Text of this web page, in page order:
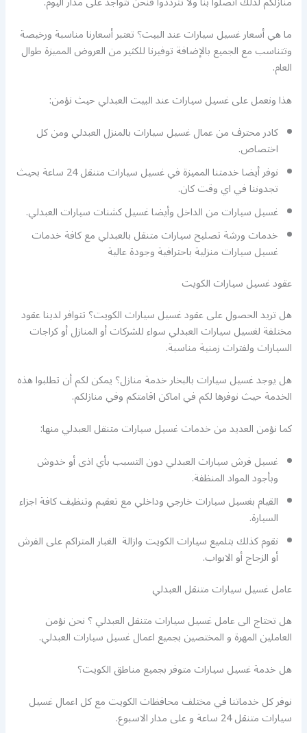
ما هي أسعار غسيل سيارات عند البيت؟ تعتبر أسعارنا مناسبة ورخيصة
وتتناسب مع الجميع بالإضافة توفيرنا للكثير من العروض المميزة طوال
العام.
هذا ونعمل على غسيل سيارات عند البيت العبدلي حيث نؤمن:
كادر محترف من عمال غسيل سيارات بالمنزل العبدلي ومن كل
اختصاص.
نوفر أيضا خدمتنا المميزة في غسيل سيارات متنقل 24 ساعة بحيث
تجدوننا في اي وقت كان.
غسيل سيارات من الداخل وأيضا غسيل كشنات سيارات العبدلي.
خدمات ورشة تصليح سيارات متنقل بالعبدلي مع كافة خدمات
غسيل سيارات منزلية باحترافية وجودة عالية
عقود غسيل سيارات الكويت
هل تريد الحصول على عقود غسيل سيارات الكويت؟ تتوافر لدينا عقود
مختلفة لغسيل سيارات العبدلي سواء للشركات أو المنازل أو كراجات
السيارات ولفترات زمنية مناسبة.
هل يوجد غسيل سيارات بالبخار خدمة منازل؟ يمكن لكم أن تطلبوا هذه
الخدمة حيث نوفرها لكم في اماكن اقامتكم وفي منازلكم.
كما نؤمن العديد من خدمات غسيل سيارات متنقل العبدلي منها:
غسيل فرش سيارات العبدلي دون التسبب بأي اذى أو خدوش
وبأجود المواد المنظفة.
القيام بغسيل سيارات خارجي وداخلي مع تعقيم وتنظيف كافة اجزاء
السيارة.
نقوم كذلك بتلميع سيارات الكويت وازالة الغبار المتراكم على الفرش
أو الزجاج أو الابواب.
عامل غسيل سيارات متنقل العبدلي
هل تحتاج الى عامل غسيل سيارات متنقل العبدلي ؟ نحن نؤمن
العاملين المهرة و المختصين بجميع اعمال غسيل سيارات العبدلي.
هل خدمة غسيل سيارات متوفر بجميع مناطق الكويت؟
نوفر كل خدماتنا في مختلف محافظات الكويت مع كل اعمال غسيل
سيارات متنقل 24 ساعة و على مدار الاسبوع.